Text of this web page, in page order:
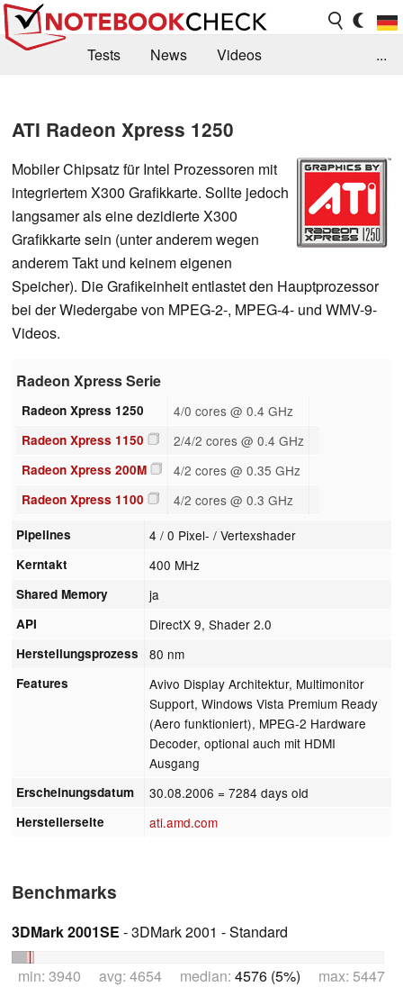
Tests News
Videos
Kaufberatung
Deals Suche
Forum
...
ATI Radeon Xpress 1250
Mobiler Chipsatz für Intel Prozessoren mit
integriertem X300 Grafikkarte. Sollte jedoch
langsamer als eine dezidierte X300
Grafikkarte sein (unter anderem wegen
anderem Takt und keinem eigenen
Speicher). Die Grafikeinheit entlastet den Hauptprozessor
bei der Wiedergabe von MPEG-2-, MPEG-4- und WMV-9-
Videos.
Radeon Xpress Serie
Radeon Xpress 1250 4/0 cores @ 0.4 GHz
Radeon Xpress 1150 2/4/2 cores @ 0.4 GHz
Radeon Xpress 200M 4/2 cores @ 0.35 GHz
Radeon Xpress 1100 4/2 cores @ 0.3 GHz
Pipelines 4 / 0 Pixel- / Vertexshader
Kerntakt 400 MHz
Shared Memory ja
API DirectX 9, Shader 2.0
Herstellungsprozess 80 nm
Features
Avivo Display Architektur, Multimonitor
Support, Windows Vista Premium Ready
(Aero funktioniert), MPEG-2 Hardware
Decoder, optional auch mit HDMI
Ausgang
Erscheinungsdatum 30.08.2006 = 7284 days old
Herstellerseite ati.amd.com
Benchmarks
3DMark 2001SE - 3DMark 2001 - Standard
min: 3940 avg: 4654 median: 4576 (5%) max: 5447